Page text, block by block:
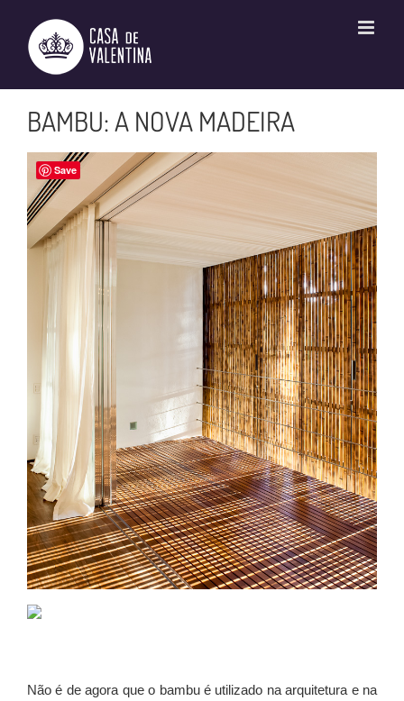
conteúdo
BAMBU: A NOVA MADEIRA
Não é de agora que o bambu é utilizado na arquitetura e na
Save